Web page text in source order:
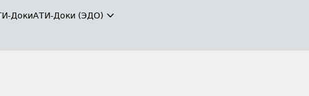
ДокиАТИ-Доки (ЭДО)